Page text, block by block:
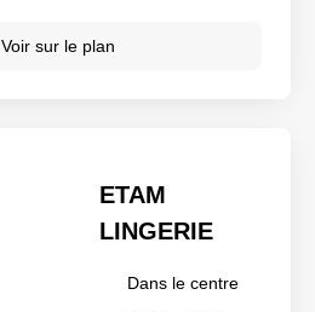
Voir sur le plan
ETAM
LINGERIE
Dans le centre